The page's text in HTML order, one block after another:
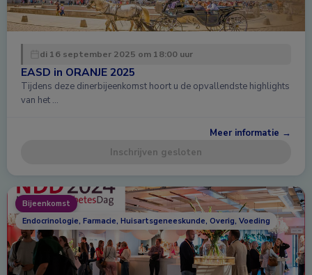
di 16 september 2025 om 18:00 uur
EASD in ORANJE 2025
Tijdens deze dinerbijeenkomst hoort u de opvallendste highlights
van het …
Meer informatie →
Inschrijven gesloten
Bijeenkomst
Endocrinologie, Farmacie, Huisartsgeneeskunde, Overig, Voeding